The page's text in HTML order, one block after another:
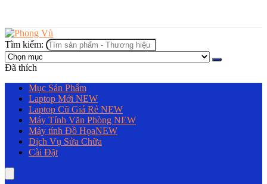
Tìm kiếm:
Đã thích
Mục Sản Phẩm
Laptop Mới NEW
Laptop Cũ Giá Rẻ NEW
Máy Tính Văn Phòng NEW
Máy tính Đồ HọaNEW
Dịch Vụ Sửa Chữa
Cài Đặt